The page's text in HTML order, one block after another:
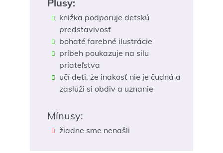
Plusy:
knižka podporuje detskú
predstavivosť
bohaté farebné ilustrácie
príbeh poukazuje na silu
priateľstva
učí deti, že inakosť nie je čudná a
zaslúži si obdiv a uznanie
Mínusy:
žiadne sme nenašli